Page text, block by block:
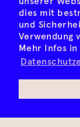
dies mit
und
Verwendung
Mehr Infos